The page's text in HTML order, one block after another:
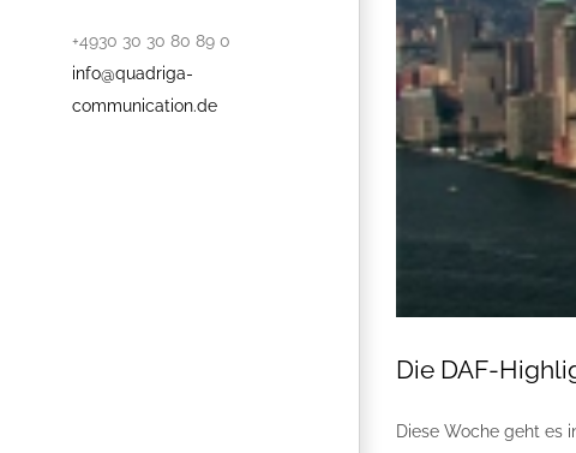
+4930 30 30 80 89 0
info@quadriga-
communication.de
Die DAF-
Diese Woche geht es